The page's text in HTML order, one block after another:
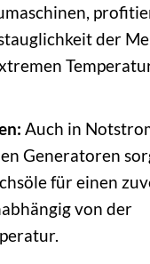
der
Auch in
Generatoren
für einen
von der